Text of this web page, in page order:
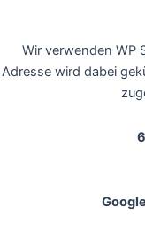
Wir verwenden WP
Adresse wird dabei